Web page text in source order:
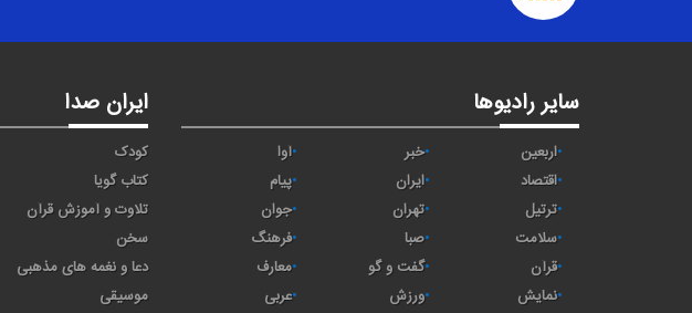
سایر رادیوها
اربعین خبر
آوا
اقتصاد
ايران
پیام
ترتیل
تهران
جوان
سلامت
صبا
فرهنگ
قرآن
گفت و گو
معارف
نمایش
ورزش عربی
ایران صدا
کودک
کتاب گویا
تلاوت و آموزش قرآن
سخن
دعا و نغمه های مذهبی
موسیقی